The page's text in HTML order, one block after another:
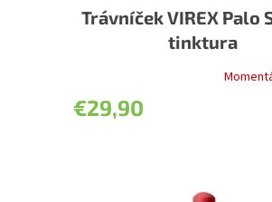
Trávníček VIREX Palo
tinktura
€29,90